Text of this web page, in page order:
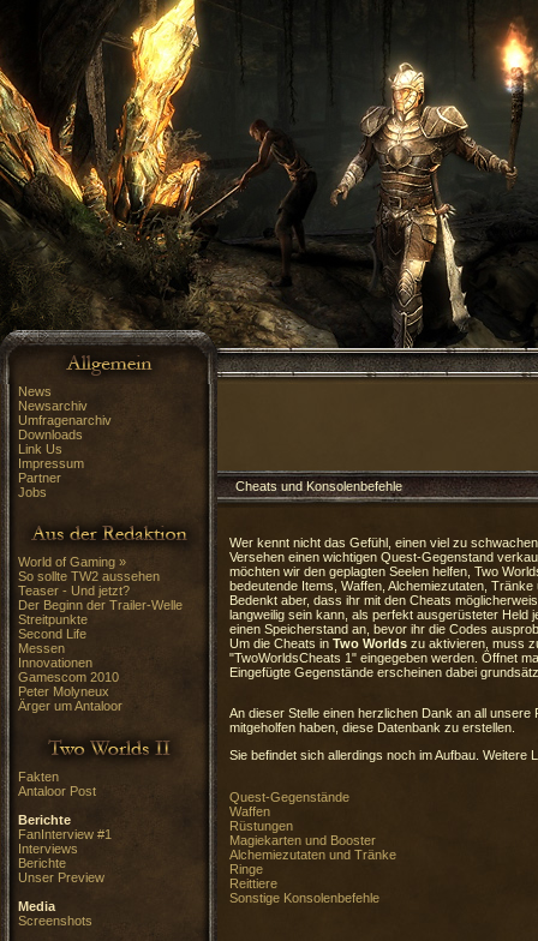
News
Newsarchiv
Umfragenarchiv
Downloads
Link Us
Impressum
Partner
Jobs
World of Gaming »
So sollte TW2 aussehen
Teaser - Und jetzt?
Der Beginn der Trailer-Welle
Streitpunkte
Second Life
Messen
Innovationen
Gamescom 2010
Peter Molyneux
Ärger um Antaloor
Fakten
Antaloor Post
Berichte
FanInterview #1
Interviews
Berichte
Unser Preview
Media
Screenshots
Cheats und Konsolenbefehle
Wer kennt nicht das Gefühl, einen viel zu
Versehen einen wichtigen Quest-Gegenstand
möchten wir den geplagten Seelen helfen, Two
bedeutende Items, Waffen, Alchemiezutaten,
Bedenkt aber, dass ihr mit den Cheats
langweilig sein kann, als perfekt ausgerüsteter
einen Speicherstand an, bevor ihr die Codes
Um die Cheats in Two Worlds zu aktivieren, muss
"TwoWorldsCheats 1" eingegeben werden. Öffnet
Eingefügte Gegenstände erscheinen dabei
An dieser Stelle einen herzlichen Dank an all
mitgeholfen haben, diese Datenbank zu erstellen.
Sie befindet sich allerdings noch im Aufbau. Weitere
Quest-Gegenstände
Waffen
Rüstungen
Magiekarten und Booster
Alchemiezutaten und Tränke
Ringe
Reittiere
Sonstige Konsolenbefehle